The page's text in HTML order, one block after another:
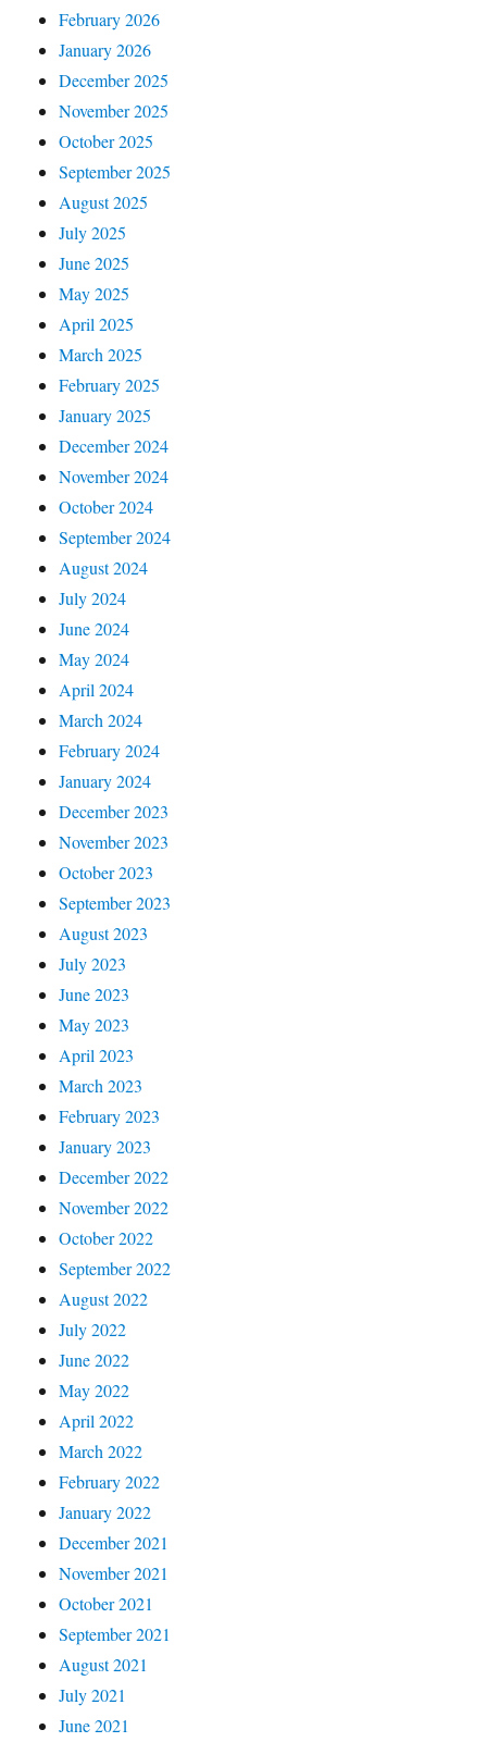
February 2026
January 2026
December 2025
November 2025
October 2025
September 2025
August 2025
July 2025
June 2025
May 2025
April 2025
March 2025
February 2025
January 2025
December 2024
November 2024
October 2024
September 2024
August 2024
July 2024
June 2024
May 2024
April 2024
March 2024
February 2024
January 2024
December 2023
November 2023
October 2023
September 2023
August 2023
July 2023
June 2023
May 2023
April 2023
March 2023
February 2023
January 2023
December 2022
November 2022
October 2022
September 2022
August 2022
July 2022
June 2022
May 2022
April 2022
March 2022
February 2022
January 2022
December 2021
November 2021
October 2021
September 2021
August 2021
July 2021
June 2021